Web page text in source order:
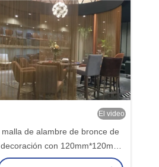
El video
malla de alambre de bronce de
decoración con 120mm*120mm
tamaño de malla 50% área